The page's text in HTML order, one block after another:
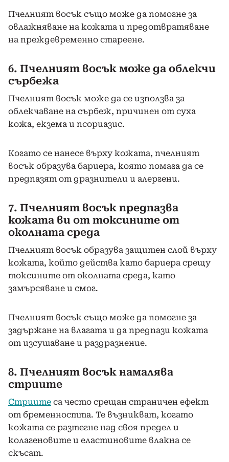
Пчелният восък също може да помогне за
овлажняване на кожата и предотвратяване
на преждевременно стареене.
6. Пчелният восък може да облекчи
сърбежа
Пчелният восък може да се използва за
облекчаване на сърбеж, причинен от суха
кожа, екзема и псориазис.
Когато се нанесе върху кожата, пчелният
восък образува бариера, която помага да се
предпазят от дразнители и алергени.
7. Пчелният восък предпазва
кожата ви от токсините от
околната среда
Пчелният восък образува защитен слой върху
кожата, който действа като бариера срещу
токсините от околната среда, като
замърсяване и смог.
Пчелният восък също може да помогне за
задържане на влагата и да предпази кожата
от изсушаване и раздразнение.
8. Пчелният восък намалява
стриите
Стриите са често срещан страничен ефект
от бременността. Те възникват, когато
кожата се разтегне над своя предел и
колагеновите и еластиновите влакна се
скъсат.